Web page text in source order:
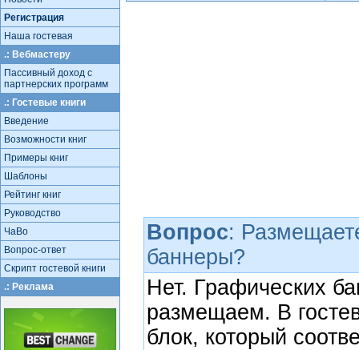
Вопрос:
баннеры?
Нет. Графических
размещаем. В
блок, который
Регистрация
Наша гостевая
.: Вебмастеру
Пассивный доход с
партнерских программ
.: Гостевые книги
Введение
Возможности книг
Примеры книг
Шаблоны
Рейтинг книг
Руководство
ЧаВо
Вопрос-ответ
Скрипт гостевой книги
.: Реклама